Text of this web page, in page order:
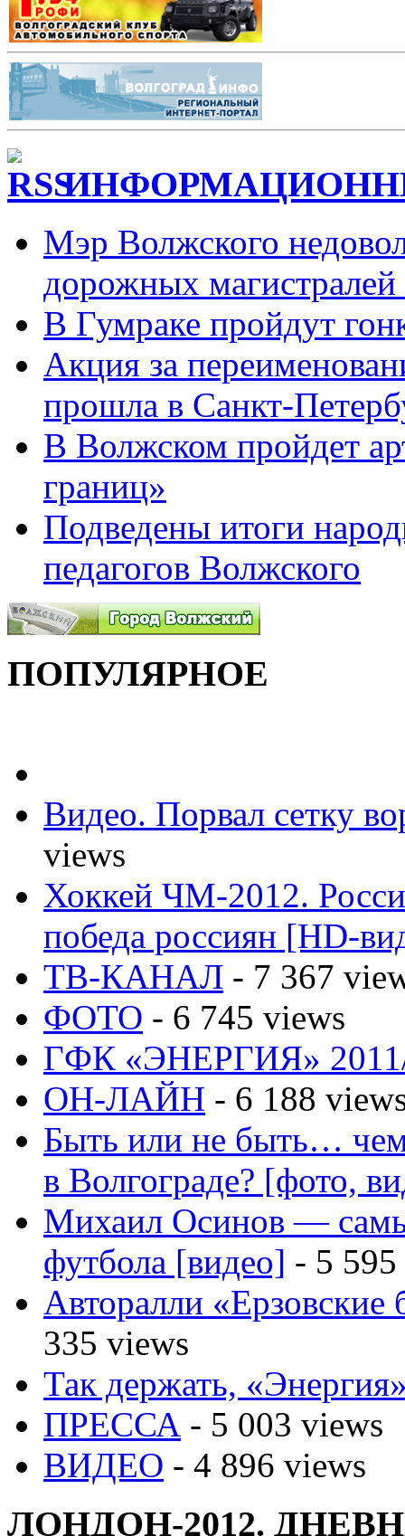
Мэр Волжского
дорожных магистралей
В Гумраке пройдут
Акция за
прошла в Санкт-
В Волжском пройдет
границ»
Подведены итоги
педагогов Волжского
ПОПУЛЯРНОЕ
Видео. Порвал сетку
views
Хоккей ЧМ-2012.
победа россиян [HD-
ТВ-КАНАЛ - 7 367
ФОТО - 6 745 views
ГФК «ЭНЕРГИЯ»
ОН-ЛАЙН - 6 188
Быть или не быть…
в Волгограде? [фото,
Михаил Осинов —
футбола [видео] - 5
Авторалли
335 views
Так держать,
ПРЕССА - 5 003 views
ВИДЕО - 4 896 views
ЛОНДОН-2012.